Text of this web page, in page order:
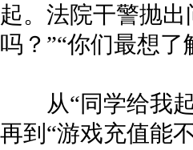
起。法院干警抛
吗？”“你们最想
从“同学给我起
再到“游戏充值能